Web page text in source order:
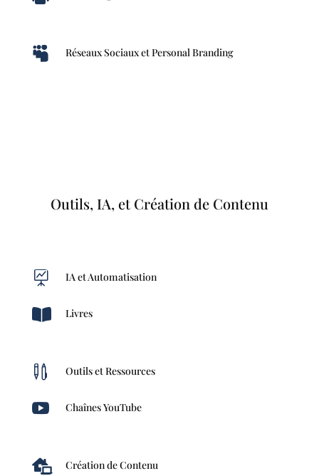
 Réseaux Sociaux et Personal Branding
Outils, IA, et Création de Contenu
 IA et Automatisation
 Livres
 Outils et Ressources
 Chaînes YouTube
 Création de Contenu